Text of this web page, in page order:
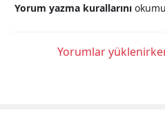
Yorum yazma kurallarını
Yorumlar